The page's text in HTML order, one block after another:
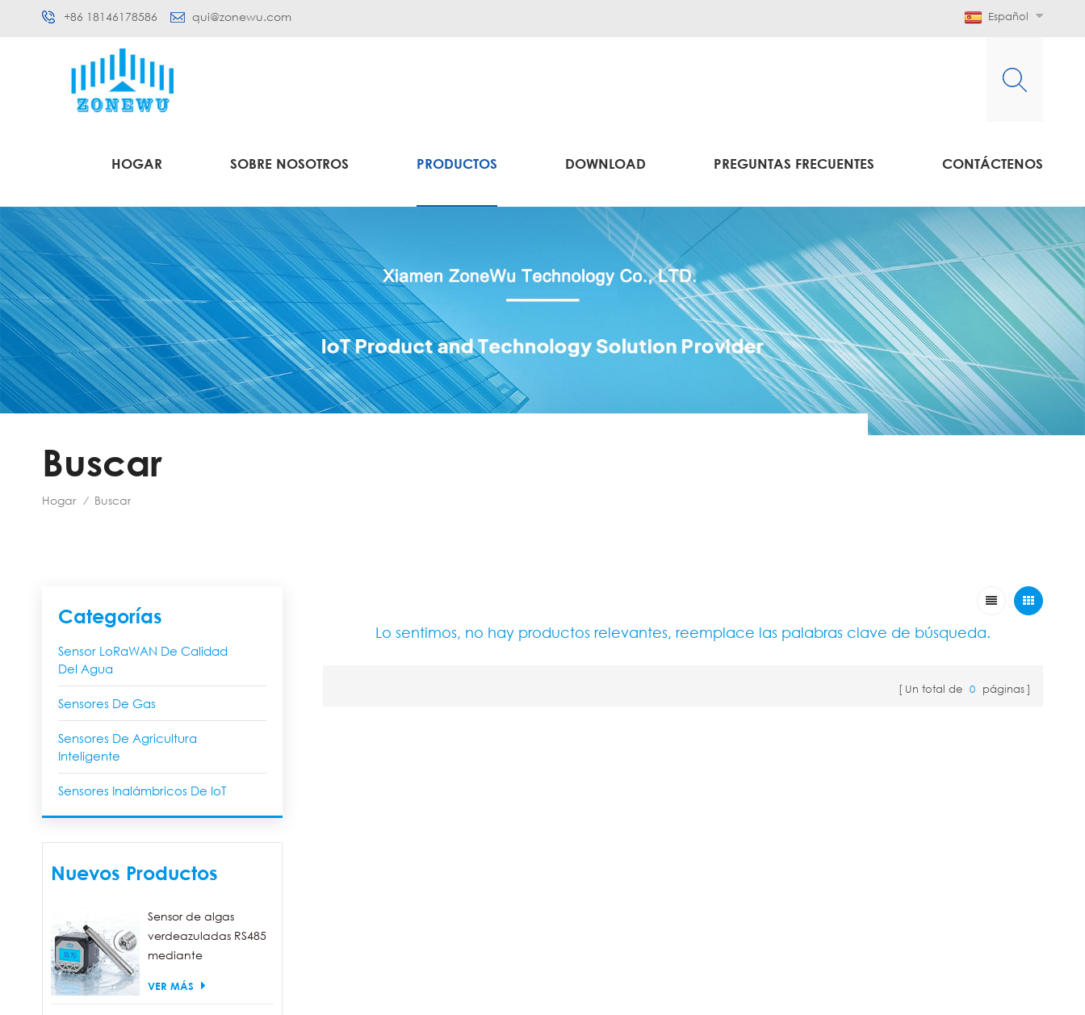
+86 18146178586 qui@zonewu.com Español
HOGAR SOBRE NOSOTROS PRODUCTOS DOWNLOAD PREGUNTAS FRECUENTES CONTÁCTENOS
Buscar
Hogar / Buscar
Categorías
Sensor LoRaWAN De Calidad
Del Agua
Sensores De Gas
Sensores De Agricultura
Inteligente
Sensores Inalámbricos De IoT
Nuevos Productos
Sensor de algas
verdeazuladas RS485
mediante
rango de detección
VER MÁS
Lo sentimos, no hay productos relevantes, reemplace las palabras clave de búsqueda.
Un total de 0 páginas